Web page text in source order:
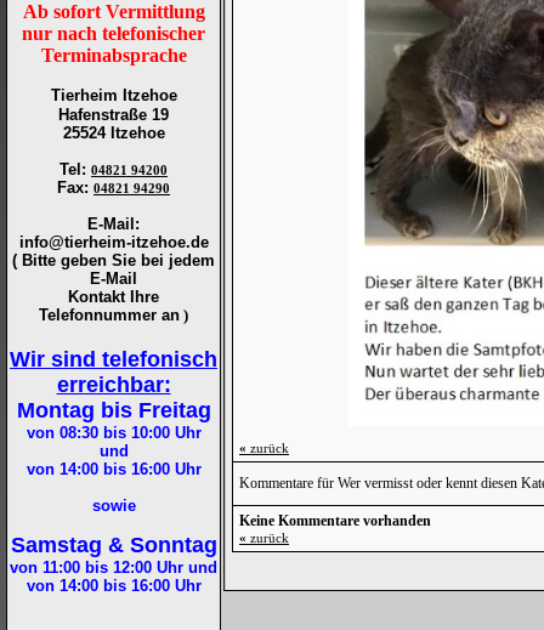
Ab sofort Vermittlung
nur nach telefonischer
Terminabsprache
Tierheim Itzehoe
Hafenstraße 19
25524 Itzehoe
Tel : 04821 94200
Fax: 04821 94290
E-Mail:
info@tierheim-itzehoe.de
( Bitte geben Sie bei jedem
E-Mail
Kontakt Ihre
Telefonnummer an )
Wir sind telefonisch
erreichbar:
Montag bis Freitag
von 08:30 bis 10:00Uhr
und
von 14:00 bis 16:00Uhr
sowie
Samstag & Sonntag
von 11:00 bis 12:00 Uhr und
von 14:00 bis 16:00Uhr
« zurück
Kommentare für Wer vermisst oder kennt diesen
Keine Kommentare vorhanden
« zurück